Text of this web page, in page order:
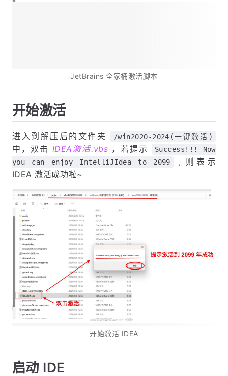
JetBrains 全家桶激活脚本
开始激活
进入到解压后的文件夹 /win2020-2024(一键激活)
中，双击 IDEA激活.vbs ，若提示
Success!!! Now
you can enjoy IntelliJIdea to 2099
, 则表示
IDEA 激活成功啦~
开始激活 IDEA
启动 IDE